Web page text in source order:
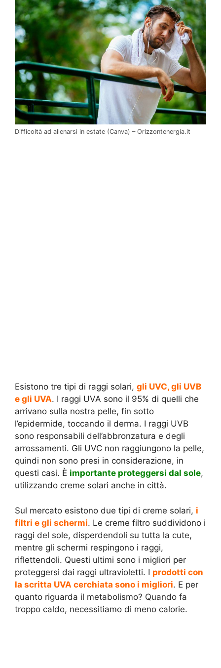
Difficoltà ad allenarsi in estate (Canva) – Orizzontenergia.it
Esistono tre tipi di raggi solari, gli UVC, gli UVB
e gli UVA. I raggi UVA sono il 95% di quelli che
arrivano sulla nostra pelle, fin sotto
l’epidermide, toccando il derma. I raggi UVB
sono responsabili dell’abbronzatura e degli
arrossamenti. Gli UVC non raggiungono la pelle,
quindi non sono presi in considerazione, in
questi casi. È importante proteggersi dal sole,
utilizzando creme solari anche in città.
Sul mercato esistono due tipi di creme solari, i
filtri e gli schermi. Le creme filtro suddividono i
raggi del sole, disperdendoli su tutta la cute,
mentre gli schermi respingono i raggi,
riflettendoli. Questi ultimi sono i migliori per
proteggersi dai raggi ultravioletti. I prodotti con
la scritta UVA cerchiata sono i migliori. E per
quanto riguarda il metabolismo? Quando fa
troppo caldo, necessitiamo di meno calorie.